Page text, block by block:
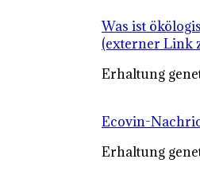
Was ist
(externer Link
Erhaltung
Ecovin-
Erhaltung